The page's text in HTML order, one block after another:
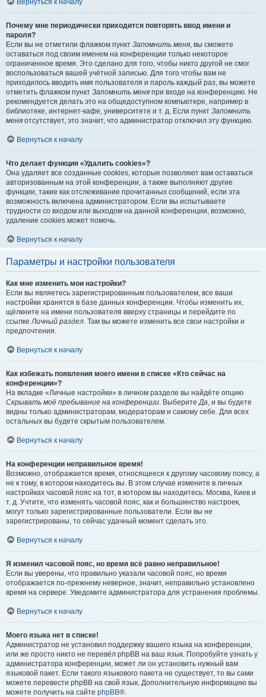
Вернуться к началу
Почему мне периодически приходится повторять ввод имени и
пароля?
Если вы не отметили флажком пункт Запомнить меня, вы сможете
оставаться под своим именем на конференции только некоторое
ограниченное время. Это сделано для того, чтобы никто другой не смог
воспользоваться вашей учётной записью. Для того чтобы вам не
приходилось вводить имя пользователя и пароль каждый раз, вы можете
отметить флажком пункт Запомнить меня при входе на конференцию. Не
рекомендуется делать это на общедоступном компьютере, например в
библиотеке, интернет-кафе, университете и т. д. Если пункт Запомнить
меня отсутствует, это значит, что администратор отключил эту функцию.
Вернуться к началу
Что делает функция «Удалить cookies»?
Она удаляет все созданные cookies, которые позволяют вам оставаться
авторизованным на этой конференции, а также выполняют другие
функции, такие как отслеживание прочитанных сообщений, если эта
возможность включена администратором. Если вы испытываете
трудности со входом или выходом на данной конференции, возможно,
удаление cookies может помочь.
Вернуться к началу
Параметры и настройки пользователя
Как мне изменить мои настройки?
Если вы являетесь зарегистрированным пользователем, все ваши
настройки хранятся в базе данных конференции. Чтобы изменить их,
щёлкните на имени пользователя вверху страницы и перейдите по
ссылкеЛичный раздел. Там вы можете изменить все свои настройки и
предпочтения.
Вернуться к началу
Как избежать появления моего имени в списке «Кто сейчас на
конференции»?
На вкладке «Личные настройки» в личном разделе вы найдёте опцию
Скрывать моё пребывание на конференции. ВыберитеДа, и вы будете
видны только администраторам, модераторам и самому себе. Для всех
остальных вы будете скрытым пользователем.
Вернуться к началу
На конференции неправильное время!
Возможно, отображается время, относящееся к другому часовому поясу, а
не к тому, в котором находитесь вы. В этом случае измените в личных
настройках часовой пояс на тот, в котором вы находитесь: Москва, Киев и
т. д. Учтите, что изменять часовой пояс, как и большинство настроек,
могут только зарегистрированные пользователи. Если вы не
зарегистрированы, то сейчас удачный момент сделать это.
Вернуться к началу
Я изменил часовой пояс, но время всё равно неправильное!
Если вы уверены, что правильно указали часовой пояс, но время
отображается по-прежнему неверное, значит, неправильно установлено
время на сервере. Уведомите администратора для устранения проблемы.
Вернуться к началу
Моего языка нет в списке!
Администратор не установил поддержку вашего языка на конференции,
или же просто никто не перевёл phpBB на ваш язык. Попробуйте узнать у
администратора конференции, может ли он установить нужный вам
языковой пакет. Если такого языкового пакета не существует, то вы сами
можете перевести phpBB на свой язык. Дополнительную информацию вы
можете получить на сайте phpBB®.